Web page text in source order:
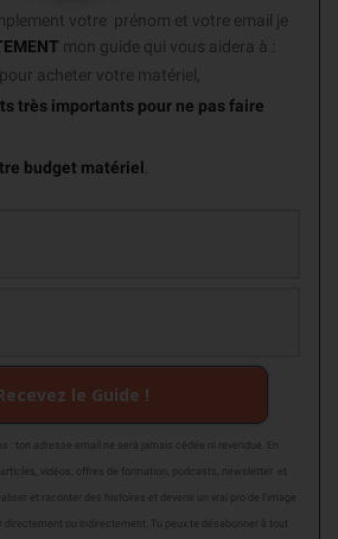
votre prénom et votre email je
mon guide qui vous aidera à :
pour acheter votre matériel,
très importants pour ne pas faire
budget matériel .
le Guide !
: ton adresse email ne sera jamais cédée ni revendue. En
vidéos, offres de formation, podcasts, newsletter et
et raconter des histoires et devenir un vrai pro de l'image
directement ou indirectement. Tu peux te désabonner à tout